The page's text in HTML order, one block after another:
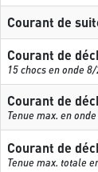
Courant de
Courant de
15 chocs en onde
Courant de
Tenue max. en
Courant de
Tenue max. totale